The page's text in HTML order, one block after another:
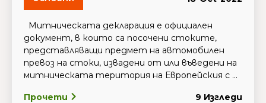
Митническата декларация е официален
документ, в които са посочени стоките,
представляващи предмет на автомобилен
превоз на стоки, извадени от или въведени на
митническата територия на Европейския с ...
Прочети 9 Изгледи